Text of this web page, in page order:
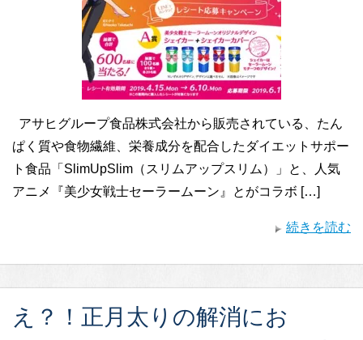
アサヒグループ食品株式会社から販売されている、たん
ぱく質や食物繊維、栄養成分を配合したダイエットサポー
ト食品「SlimUpSlim（スリムアップスリム）」と、人気
アニメ『美少女戦士セーラームーン』とがコラボ […]
続きを読む
え？！正月太りの解消にお